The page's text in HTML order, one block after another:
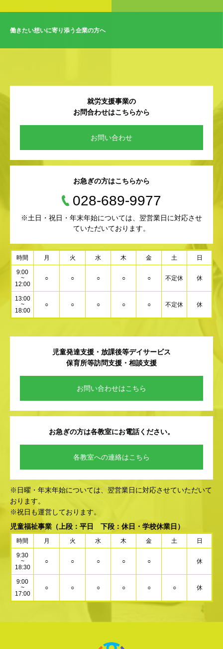
働きたい想いに寄り添う企業の方へ
就労支援事業の
お問合わせはこちらから
お問い合わせ
お急ぎの方はこちらから
028-689-9977
※土日・祝日・年末年始については、翌営業日に対応させ
ていただいております。
時間 月 火 水 木 金 土 日
9:00
~
12:00
○ ○ ○ ○ ○ 不定休 休
13:00
~
18:00
○ ○ ○ ○ ○ 不定休 休
児童発達支援・放課後等デイサービス
保育所等訪問支援・相談支援
お問い合わせはこちら
お急ぎの方は各教室にお電話ください。
各教室への連絡はこちら
※日曜・年末年始については、翌営業日に対応させていただいて
おります。
※祝日も運営しております。
児童福祉事業 （上段：平日 下段：休日・学校休業日）
時間 月 火 水 木 金 土 日
9:30
~
18:30
○ ○ ○ ○ ○ 休
9:00
~
17:00
○ ○ ○ ○ ○ ○ 休